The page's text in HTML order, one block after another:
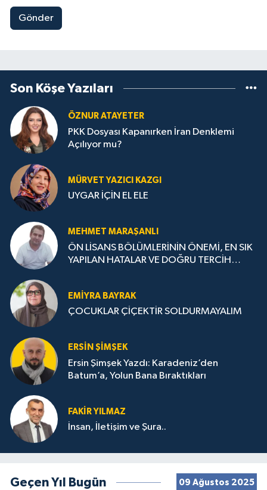
Gönder
Son Köşe Yazıları
ÖZNUR ATAYETER
PKK Dosyası Kapanırken İran Denklemi
Açılıyor mu?
MÜRVET YAZICI KAZGI
UYGAR İÇİN EL ELE
MEHMET MARAŞANLI
ÖN LİSANS BÖLÜMLERİNİN ÖNEMİ, EN SIK
YAPILAN HATALAR VE DOĞRU TERCİH
EMIYRA BAYRAK
ÇOCUKLAR ÇİÇEKTİR SOLDURMAYALIM
ERSIN ŞIMŞEK
Ersin Şimşek Yazdı: Karadeniz’den
Batum’a, Yolun Bana Bıraktıkları
FAKIR YILMAZ
İnsan, İletişim ve Şura..
Geçen Yıl Bugün 09 Ağustos 2025